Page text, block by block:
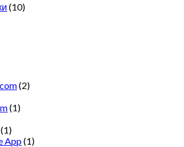
(10)
(2)
(1)
(1)
App(1)